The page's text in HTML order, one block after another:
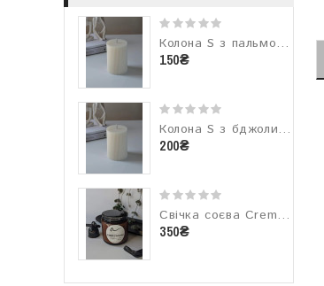
Колона S з пальмового воску
150₴
Колона S з бджолиного воску
200₴
Свічка соєва Creme Сaramel (крем карамель) 105г
350₴